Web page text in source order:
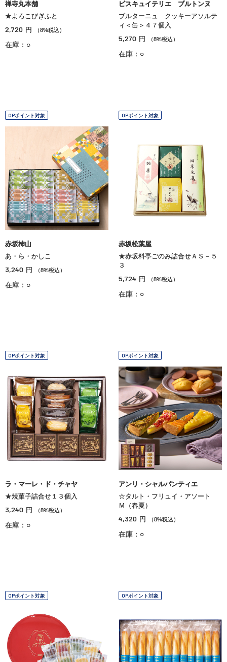
禅寺丸本舗
★よろこびぎふと
2,720 円 （8%税込）
在庫：○
ビスキュイテリエ ブルトンヌ
ブルターニュ クッキーアソルテ
ィ＜缶＞４７個入
5,270 円 （8%税込）
在庫：○
OPポイント対象
赤坂柿山
あ・ら・かしこ
3,240 円 （8%税込）
在庫：○
OPポイント対象
赤坂松葉屋
★赤坂料亭ごのみ詰合せＡＳ－５
３
5,724 円 （8%税込）
在庫：○
OPポイント対象
ラ・マーレ・ド・チャヤ
★焼菓子詰合せ１３個入
3,240 円 （8%税込）
在庫：○
OPポイント対象
アンリ・シャルパンティエ
☆タルト・フリュイ・アソート
Ｍ（春夏）
4,320 円 （8%税込）
在庫：○
OPポイント対象 OPポイント対象